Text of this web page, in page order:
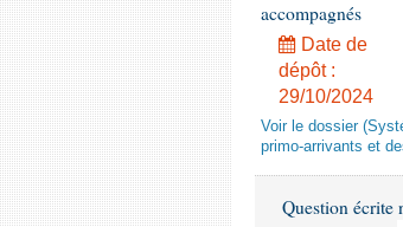
accompagnés
Date de
dépôt :
29/10/2024
Voir le dossier
primo-arrivants et
Question écrite